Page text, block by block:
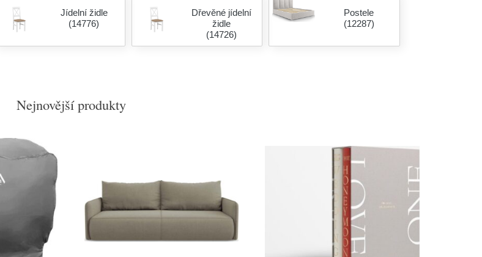
Jídelní židle
(14776)
Dřevěné jídelní
židle
(14726)
Postele
(12287)
Nejnovější produkty